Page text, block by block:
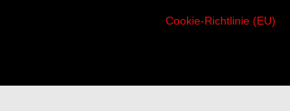
Cookie-Richtlinie (EU)